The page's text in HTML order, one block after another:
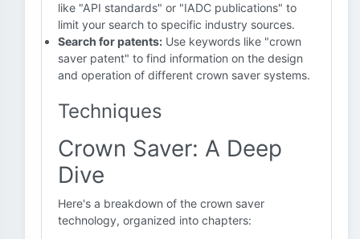
like "API standards" or "IADC publications" to
limit your search to specific industry sources.
Search for patents: Use keywords like "crown
saver patent" to find information on the design
and operation of different crown saver systems.
Techniques
Crown Saver: A Deep
Dive
Here's a breakdown of the crown saver
technology, organized into chapters: